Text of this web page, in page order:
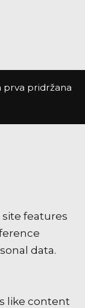
prva pridržana
site features
data.
like content